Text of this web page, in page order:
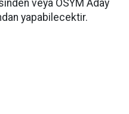
veya ÖSYM Aday
yapabilecektir.